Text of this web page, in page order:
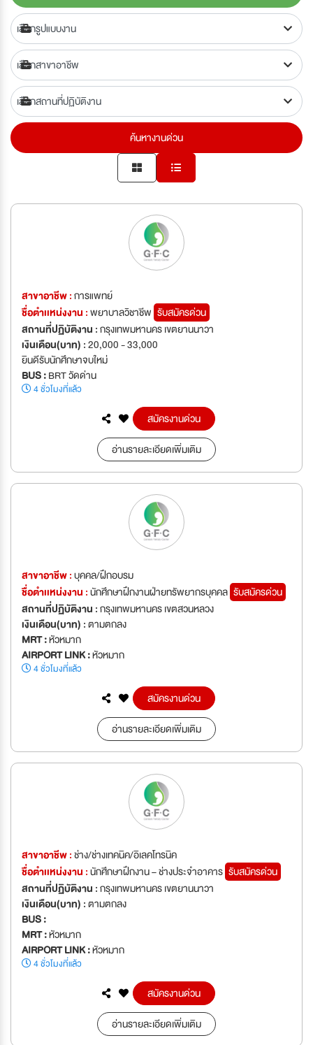
ค้นหางานด่วน
สาขาอาชีพ :การแพทย์
ชื่อตำเเหน่งงาน :พยาบาลวิชาชีพ รับสมัครด่วน
สถานที่ปฏิบัติงาน :กรุงเทพมหานคร เขตยานนาวา
เงินเดือน(บาท) :20,000 - 33,000
ยินดีรับนักศึกษาจบใหม่
BUS :BRT วัดด่าน
4 ชั่วโมงที่แล้ว
สมัครงานด่วน
อ่านรายละเอียดเพิ่มเติม
สาขาอาชีพ :บุคคล/ฝึกอบรม
ชื่อตำเเหน่งงาน :นักศึกษาฝึกงานฝ่ายทรัพยากรบุคคล รับสมัครด่วน
สถานที่ปฏิบัติงาน :กรุงเทพมหานคร เขตสวนหลวง
เงินเดือน(บาท) :ตามตกลง
MRT :หัวหมาก
AIRPORT LINK :หัวหมาก
4 ชั่วโมงที่แล้ว
สมัครงานด่วน
อ่านรายละเอียดเพิ่มเติม
สาขาอาชีพ :ช่าง/ช่างเทคนิค/อิเลคโทรนิค
ชื่อตำเเหน่งงาน :นักศึกษาฝึกงาน – ช่างประจำอาคาร รับสมัครด่วน
สถานที่ปฏิบัติงาน :กรุงเทพมหานคร เขตยานนาวา
เงินเดือน(บาท) :ตามตกลง
BUS :
MRT :หัวหมาก
AIRPORT LINK :หัวหมาก
4 ชั่วโมงที่แล้ว
สมัครงานด่วน
อ่านรายละเอียดเพิ่มเติม